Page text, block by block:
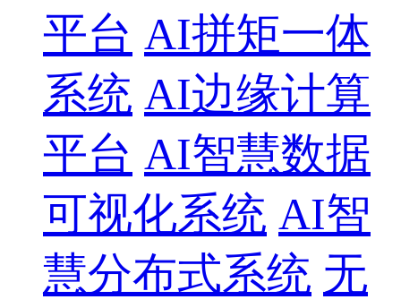
平台 AI拼矩一体
系统 AI边缘计算
平台 AI智慧数据
可视化系统 AI智
慧分布式系统 无